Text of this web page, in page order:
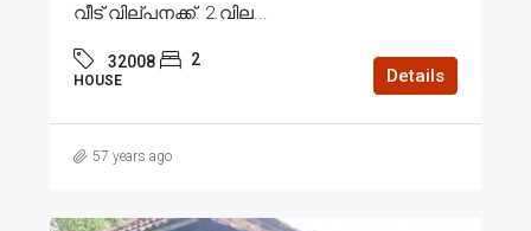
വീട് വില്പനക്ക്. 2.വില...
32008 2
HOUSE Details
57 years ago